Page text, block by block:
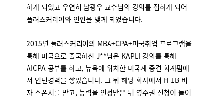
하게 되었고 우연히 남광우 교수님의 강의를 접하게 되어
플러스커리어와 인연을 맺게 되었습니다.
2015년 플러스커리어의 MBA+CPA+미국취업 프로그램을
통해 미국으로 출국하신 J**님은 KAPLI 강의를 통해
AICPA 공부를 하고, 뉴욕에 위치한 미국계 중견 회계펌에
서 인턴경력을 쌓았습니다. 그 뒤 해당 회사에서 H-1B 비
자 스폰서를 받고, 능력을 인정받은 뒤 영주권 신청이 들어